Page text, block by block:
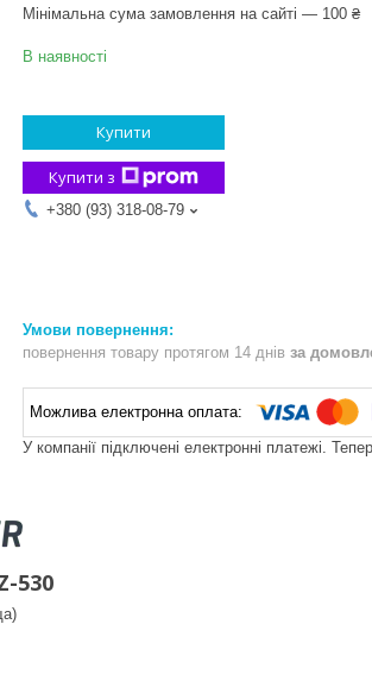
Мінімальна сума замовлення на сайті — 100 ₴
В наявності
Купити
Купити з
+380 (93) 318-08-79
повернення товару протягом 14 днів за
У компанії підключені електронні платежі.
530